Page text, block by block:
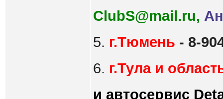
ClubS@mail.ru,
5. г.Тюмень - 8-
6. г.Тула и
и автосервис